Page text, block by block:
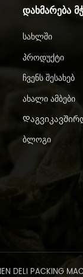
ᲓᲐᲮᲛᲐᲠᲔᲑᲐ
Სახლში
Პროდუქტი
Ჩვენს Შესახებ
Ახალი Ამბები
Ბლოგი
PACKING